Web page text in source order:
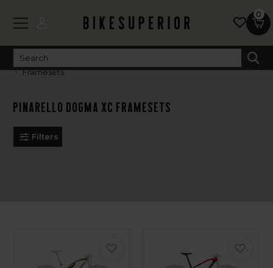
0
Framesets
Pinarello Dogma XC Framesets
Filters